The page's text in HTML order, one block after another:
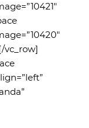
vc_row]